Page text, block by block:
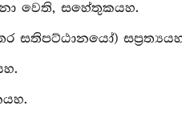
වෙති, සහේතුකයහ.
සතිපට්ඨානයෝ)